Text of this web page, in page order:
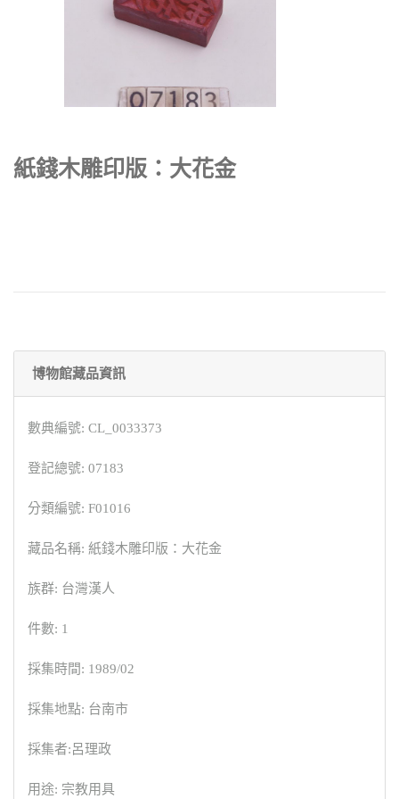
紙錢木雕印版：大花金
博物館藏品資訊
數典編號: CL_0033373
登記總號: 07183
分類編號: F01016
藏品名稱: 紙錢木雕印版：大花金
族群: 台灣漢人
件數: 1
採集時間: 1989/02
採集地點: 台南市
採集者:呂理政
用途: 宗教用具